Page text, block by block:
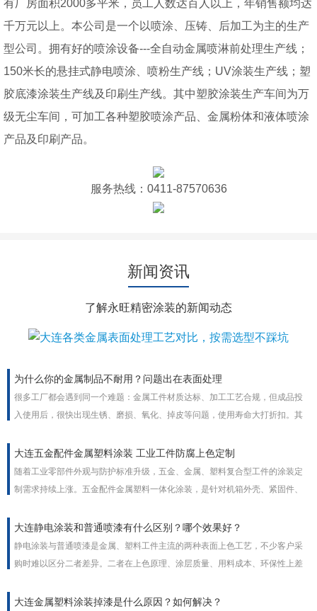
有厂房面积2000多平米，员工人数达百人以上，年销售额均达
千万元以上。本公司是一个以喷涂、压铸、后加工为主的生产
型公司。拥有好的喷涂设备---全自动金属喷淋前处理生产线；
150米长的悬挂式静电喷涂、喷粉生产线；UV涂装生产线；塑
胶底漆涂装生产线及印刷生产线。其中塑胶涂装生产车间为万
级无尘车间，可加工各种塑胶喷涂产品、金属粉体和液体喷涂
产品及印刷产品。
服务热线：0411-87570636
新闻资讯
了解永旺精密涂装的新闻动态
为什么你的金属制品不耐用？问题出在表面处理
很多工厂都会遇到同一个难题：金属工件材质达标、加工工艺合规，但成品投
入使用后，很快出现生锈、磨损、氧化、掉皮等问题，使用寿命大打折扣。其
理工艺不到位。表面处理是金属工件的防护铠甲，工艺疏漏直接决定产品耐用
度与使用寿命。
大连五金配件金属塑料涂装 工业工件防腐上色定制
随着工业零部件外观与防护标准升级，五金、金属、塑料复合型工件的涂装定
制需求持续上涨。五金配件金属塑料一体化涂装，是针对机箱外壳、紧固件、
防腐防锈、耐磨抗老化多重功能，支持颜色、膜厚、质感非标定制，适配室内
外全场景工业使用。
大连静电涂装和普通喷漆有什么区别？哪个效果好？
静电涂装与普通喷漆是金属、塑料工件主流的两种表面上色工艺，不少客户采
购时难以区分二者差异。二者在上色原理、涂层质量、用料成本、环保性上差
工普遍优先静电涂装。
大连金属塑料涂装掉漆是什么原因？如何解决？